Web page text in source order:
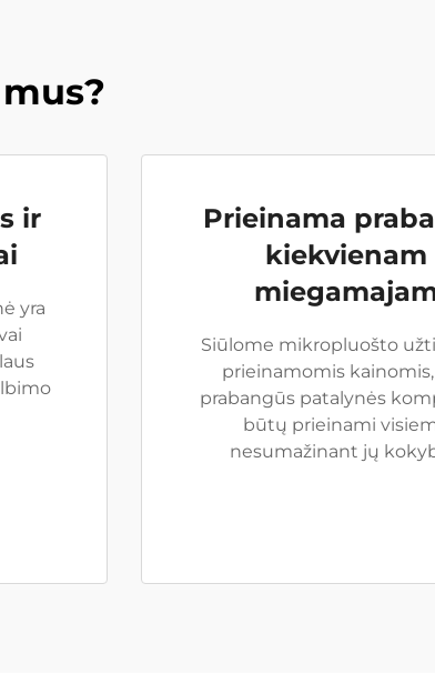
ir
yra
Prieinama
kiekvienam
Siūlome mikropluošto
prieinamomis
prabangūs patalynės
būtų prieinami
nesumažinant jų